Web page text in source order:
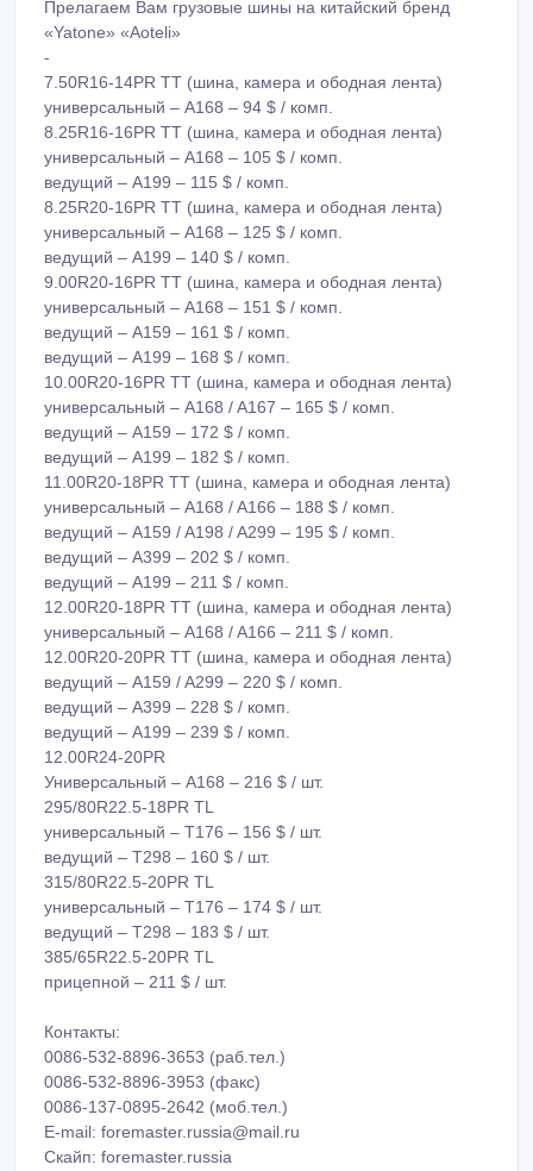
Прелагаем Вам грузовые шины на китайский бренд
«Yatone» «Aoteli»
-
7.50R16-14PR TT (шина, камера и ободная лента)
универсальный – A168 – 94 $ / комп.
8.25R16-16PR TT (шина, камера и ободная лента)
универсальный – A168 – 105 $ / комп.
ведущий – A199 – 115 $ / комп.
8.25R20-16PR TT (шина, камера и ободная лента)
универсальный – A168 – 125 $ / комп.
ведущий – A199 – 140 $ / комп.
9.00R20-16PR TT (шина, камера и ободная лента)
универсальный – A168 – 151 $ / комп.
ведущий – A159 – 161 $ / комп.
ведущий – A199 – 168 $ / комп.
10.00R20-16PR TT (шина, камера и ободная лента)
универсальный – A168 / A167 – 165 $ / комп.
ведущий – A159 – 172 $ / комп.
ведущий – A199 – 182 $ / комп.
11.00R20-18PR TT (шина, камера и ободная лента)
универсальный – A168 / A166 – 188 $ / комп.
ведущий – A159 / A198 / A299 – 195 $ / комп.
ведущий – A399 – 202 $ / комп.
ведущий – A199 – 211 $ / комп.
12.00R20-18PR TT (шина, камера и ободная лента)
универсальный – A168 / A166 – 211 $ / комп.
12.00R20-20PR TT (шина, камера и ободная лента)
ведущий – A159 / A299 – 220 $ / комп.
ведущий – A399 – 228 $ / комп.
ведущий – A199 – 239 $ / комп.
12.00R24-20PR
Универсальный – A168 – 216 $ / шт.
295/80R22.5-18PR TL
универсальный – T176 – 156 $ / шт.
ведущий – T298 – 160 $ / шт.
315/80R22.5-20PR TL
универсальный – T176 – 174 $ / шт.
ведущий – T298 – 183 $ / шт.
385/65R22.5-20PR TL
прицепной – 211 $ / шт.
Контакты:
0086-532-8896-3653 (раб.тел.)
0086-532-8896-3953 (факс)
0086-137-0895-2642 (моб.тел.)
E-mail: foremaster.russia@mail.ru
Скайп: foremaster.russia